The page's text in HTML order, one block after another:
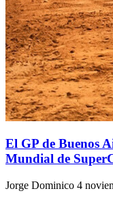
El GP de Buenos
Mundial de
Jorge Dominico 4